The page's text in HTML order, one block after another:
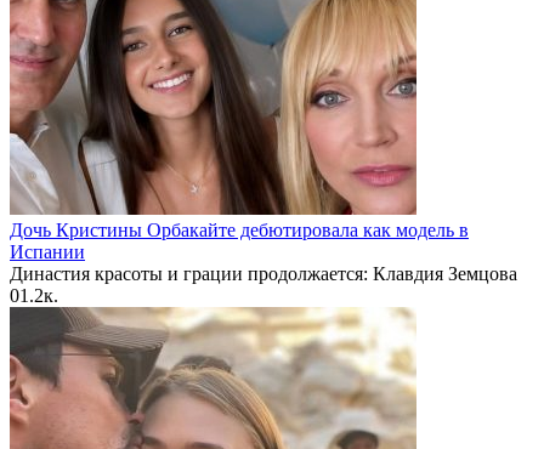
Дочь Кристины Орбакайте дебютировала как модель в
Испании
Династия красоты и грации продолжается: Клавдия Земцова
01.2к.